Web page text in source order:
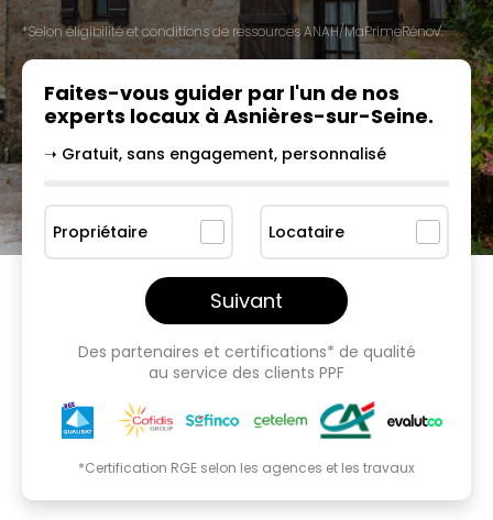
*Selon éligibilité et conditions de ressources ANAH/MaPrimeRénov'.
Faites-vous guider par l'un de nos
experts locaux à Asnières-sur-Seine.
➝ Gratuit, sans engagement, personnalisé
Propriétaire Locataire
Suivant
Des partenaires et certifications* de qualité
au service des clients PPF
*Certification RGE selon les agences et les travaux